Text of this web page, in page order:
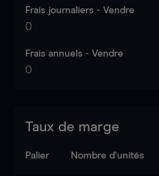
Frais journaliers - Vendre
0
Frais annuels - Vendre
0
Taux de marge
Palier Nombre d’unités